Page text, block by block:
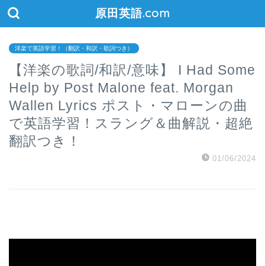
原田英語.com
洋楽で英語学習！（翻訳・和訳・歌詞つき）
【洋楽の歌詞/和訳/意味】 I Had Some
Help by Post Malone feat. Morgan
Wallen Lyrics ポスト・マローンの曲
で英語学習！スラング＆曲解説・超絶
翻訳つき！
01/06/2024